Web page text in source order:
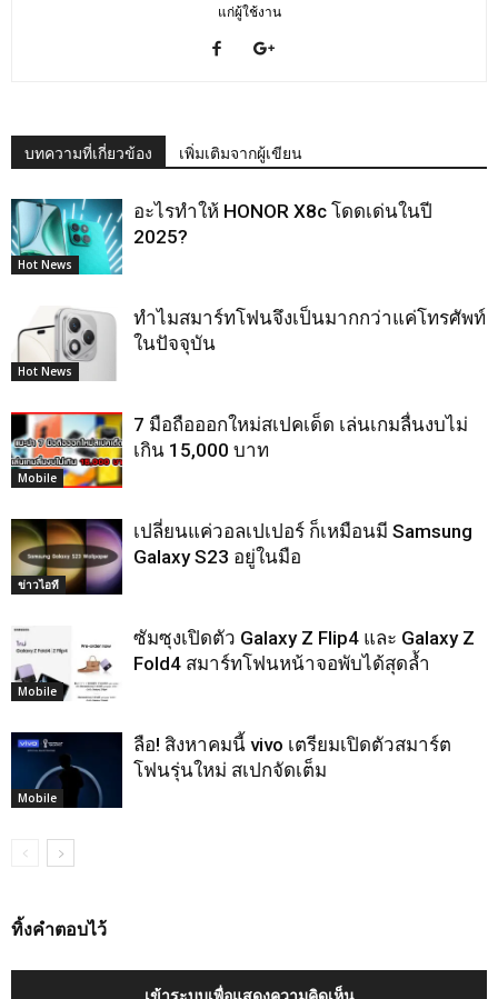
แก่ผู้ใช้งาน
บทความที่เกี่ยวข้อง เพิ่มเติมจากผู้เขียน
Hot News
อะไรทำให้ HONOR X8c โดดเด่นในปี
2025?
Hot News
ทำไมสมาร์ทโฟนจึงเป็นมากกว่าแค่โทรศัพท์
ในปัจจุบัน
Mobile
7 มือถือออกใหม่สเปคเด็ด เล่นเกมลื่นงบไม่
เกิน 15,000 บาท
ข่าวไอที
เปลี่ยนแค่วอลเปเปอร์ ก็เหมือนมี Samsung
Galaxy S23 อยู่ในมือ
Mobile
ซัมซุงเปิดตัว Galaxy Z Flip4 และ Galaxy Z
Fold4 สมาร์ทโฟนหน้าจอพับได้สุดล้ำ
Mobile
ลือ! สิงหาคมนี้ vivo เตรียมเปิดตัวสมาร์ต
โฟนรุ่นใหม่ สเปกจัดเต็ม
ทิ้งคำตอบไว้
เข้าระบบเพื่อแสดงความคิดเห็น